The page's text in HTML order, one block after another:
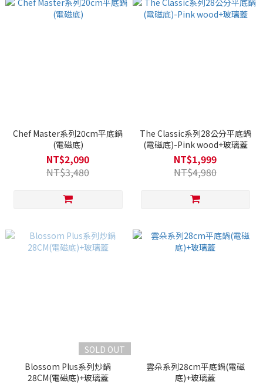
Chef Master系列20cm平底鍋
(電磁底)
NT$2,090
NT$3,480
The Classic系列28公分平底鍋
(電磁底)-Pink wood+玻璃蓋
NT$1,999
NT$4,980
SOLD OUT
Blossom Plus系列炒鍋
28CM(電磁底)+玻璃蓋
雲朵系列28cm平底鍋(電磁
底)+玻璃蓋